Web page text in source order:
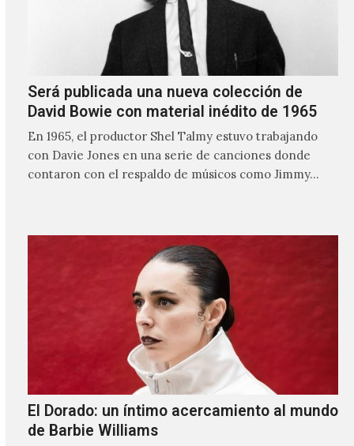
Será publicada una nueva colección de
David Bowie con material inédito de 1965
En 1965, el productor Shel Talmy estuvo trabajando
con Davie Jones en una serie de canciones donde
contaron con el respaldo de músicos como Jimmy…
El Dorado: un íntimo acercamiento al mundo
de Barbie Williams